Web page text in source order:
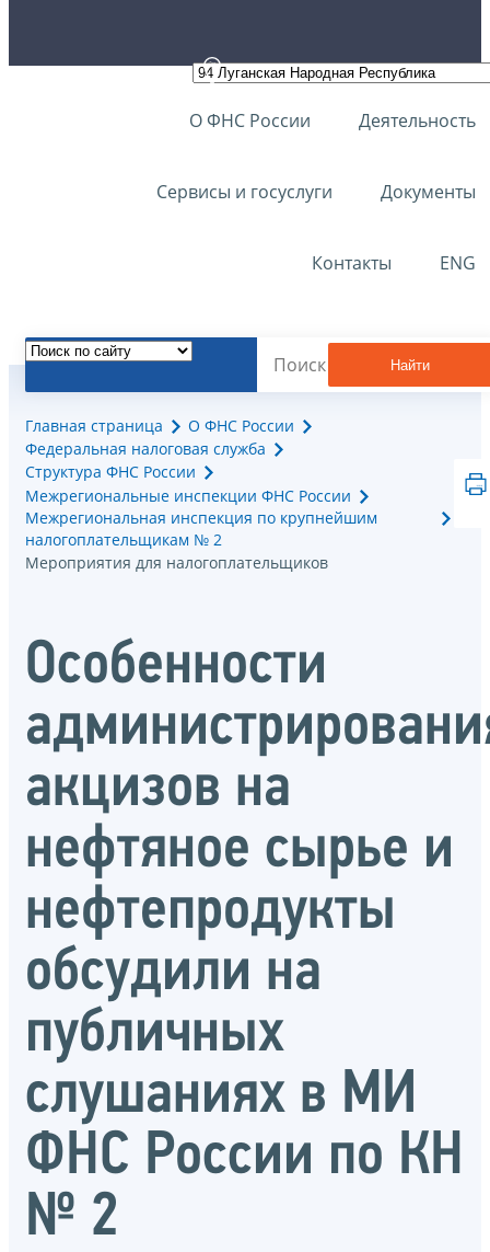
О ФНС России Деятельность
Сервисы и госуслуги Документы
Контакты ENG
Найти
Главная страница
О ФНС России
Федеральная налоговая служба
Структура ФНС России
Межрегиональные инспекции ФНС России
Межрегиональная инспекция по крупнейшим
налогоплательщикам № 2
Мероприятия для налогоплательщиков
Особенности
акцизов на
нефтяное сырье и
нефтепродукты
обсудили на
публичных
слушаниях в МИ
ФНС России по КН
№ 2